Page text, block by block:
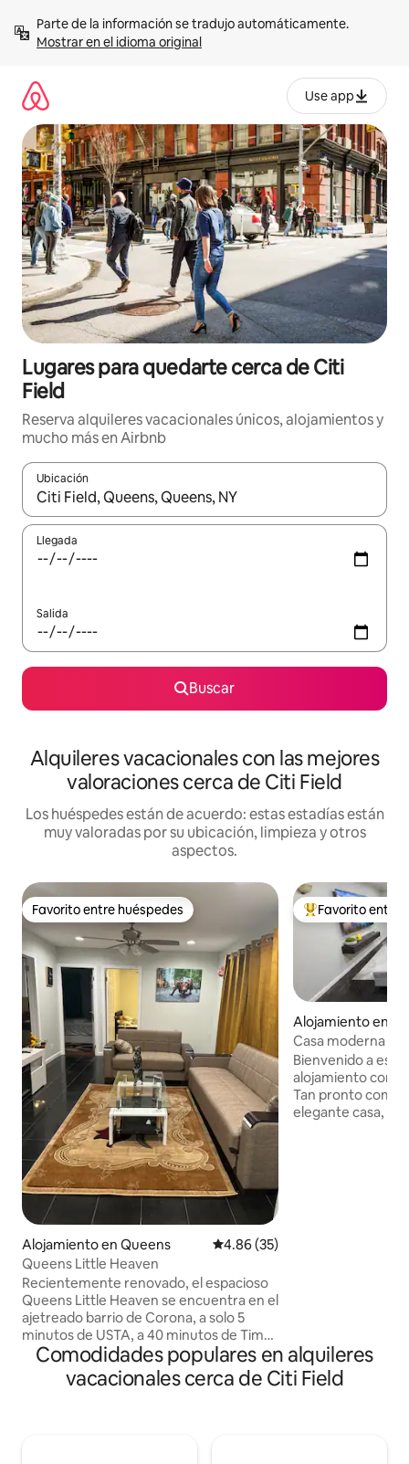
contenidoMostrar en el idioma original
Use app
Lugares para quedarte cerca de Citi
Field
Reserva alquileres vacacionales únicos, alojamientos y
mucho más en Airbnb
Ubicación
Cuando los resultados estén disponibles, navega con las
Llegada
Salida
Buscar
Alquileres vacacionales con las mejores
valoraciones cerca de Citi Field
Los huéspedes están de acuerdo: estas estadías están
muy valoradas por su ubicación, limpieza y otros
aspectos.
Favorito entre huéspedes
Favorito entre huéspedes
Alojamiento en Queens Calificación promedio: 4.86 de
4.86 (35)
Queens Little Heaven
Recientemente renovado, el espacioso
Queens Little Heaven se encuentra en el
ajetreado barrio de Corona, a solo 5
minutos de USTA, a 40 minutos de Time
Square, a solo 5 minutos del parque
Corona, a 10 minutos del aeropuerto
LGA y a 20 minutos del aeropuerto JFK.
Favorito entre
Favorito entre
Alojamiento en
Casa moderna
Arena/Casino
Bienvenido a
alojamiento con
Tan pronto como
elegante casa, te
Comodidades populares en alquileres
vacacionales cerca de Citi Field